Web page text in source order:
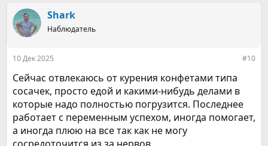
Shark
Наблюдатель
10 Дек 2025 #10
Сейчас отвлекаюсь от курения конфетами типа
сосачек, просто едой и какими-нибудь делами в
которые надо полностью погрузится. Последнее
работает с переменным успехом, иногда помогает,
а иногда плюю на все так как не могу